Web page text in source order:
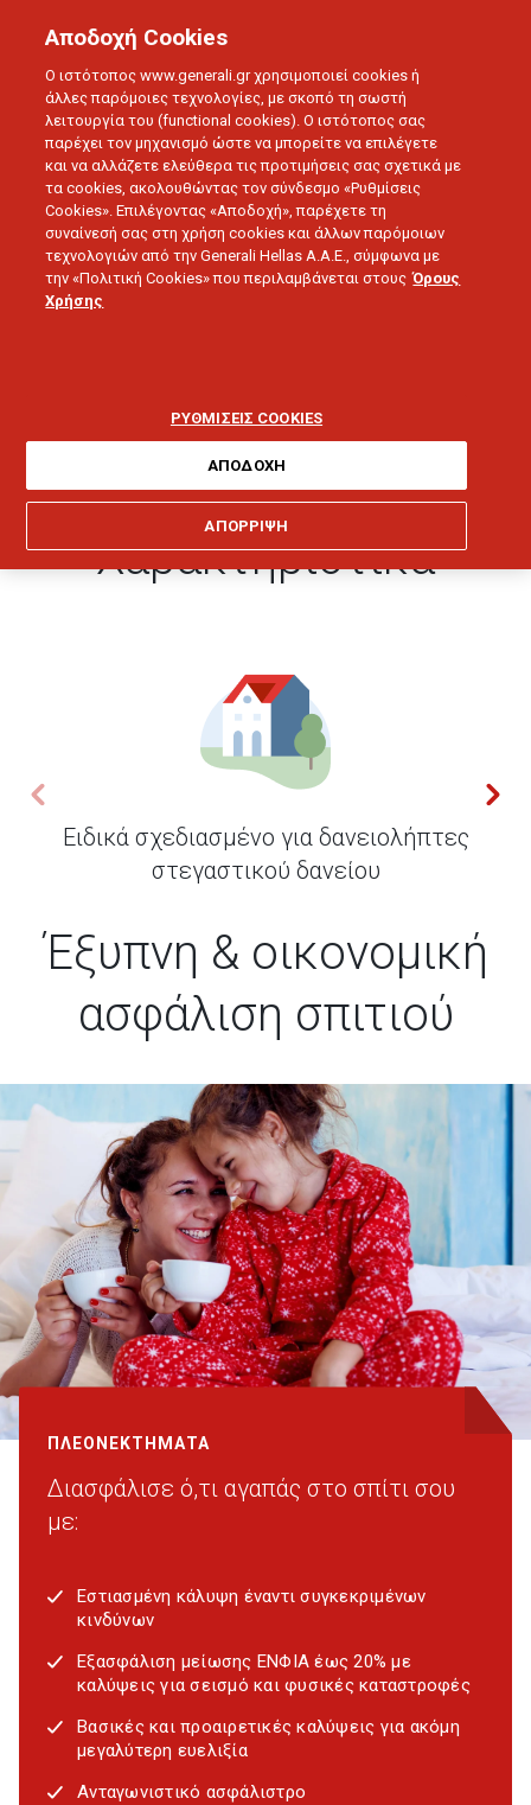
ΑΣΦΑΛΕΙΑ ΣΠΙΤΙΟΥ
Home Style
Η πιο προσιτή επιλογή για την προστασία της
περιουσίας σου
ΑΣΦΑΛΕΙΑ ΣΠΙΤΙΟΥ HOME STYLE
Χαρακτηριστικά
Ειδικά σχεδιασμένο για δανειολήπτες
στεγαστικού δανείου
Έξυπνη & οικονομική
ασφάλιση σπιτιού
ΠΛΕΟΝΕΚΤΗΜΑΤΑ
Διασφάλισε ό,τι αγαπάς στο σπίτι σου
με:
Εστιασμένη κάλυψη έναντι συγκεκριμένων
κινδύνων
Εξασφάλιση μείωσης ΕΝΦΙΑ έως 20% με
καλύψεις για σεισμό και φυσικές καταστροφές
Βασικές και προαιρετικές καλύψεις για ακόμη
μεγαλύτερη ευελιξία
Ανταγωνιστικό ασφάλιστρο
Αποδοχή Cookies
Ο ιστότοπος www.generali.gr χρησιμοποιεί cookies ή
άλλες παρόμοιες τεχνολογίες, με σκοπό τη σωστή
λειτουργία του (functional cookies). Ο ιστότοπος σας
παρέχει τον μηχανισμό ώστε να μπορείτε να επιλέγετε
και να αλλάζετε ελεύθερα τις προτιμήσεις σας σχετικά με
τα cookies, ακολουθώντας τον σύνδεσμο «Ρυθμίσεις
Cookies». Επιλέγοντας «Αποδοχή», παρέχετε τη
συναίνεσή σας στη χρήση cookies και άλλων παρόμοιων
τεχνολογιών από την Generali Hellas A.A.E., σύμφωνα με
την «Πολιτική Cookies» που περιλαμβάνεται στους Όρους
Χρήσης
ΡΥΘΜΙΣΕΙΣ COOKIES
ΑΠΟΡΡΙΨΗ
ΑΠΟΔΟΧΗ